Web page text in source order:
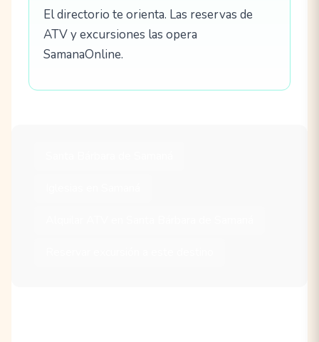
El directorio te orienta. Las reservas de
ATV y excursiones las opera
SamanaOnline.